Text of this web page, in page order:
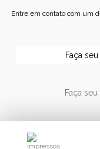
Entre em contato com um
Faça
Faça